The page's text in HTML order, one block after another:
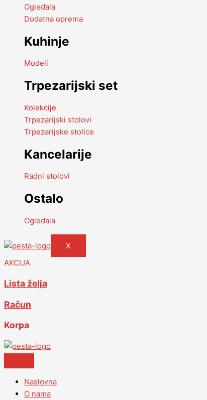
Ogledala
Dodatna oprema
Kuhinje
Modeli
Trpezarijski set
Kolekcije
Trpezarijski stolovi
Trpezarijske stolice
Kancelarije
Radni stolovi
Ostalo
Ogledala
X
AKCIJA
Lista želja
Račun
Korpa
Naslovna
O nama